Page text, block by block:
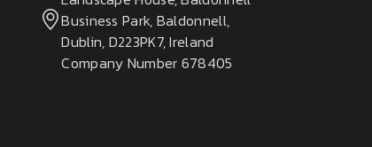
Business Park, Baldonnell,
Dublin, D223PK7, Ireland
Company Number 678405